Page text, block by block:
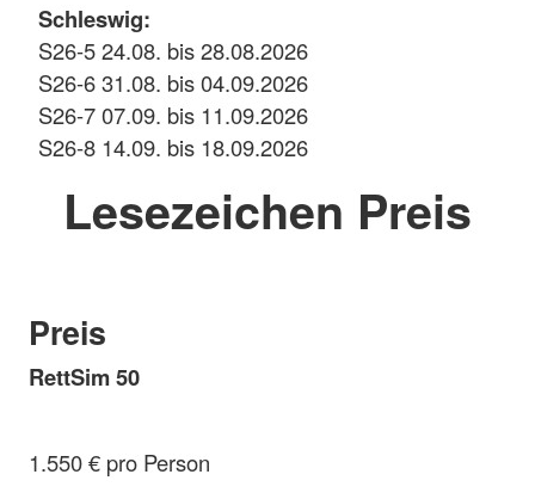
Schleswig:
S26-5 24.08. bis 28.08.2026
S26-6 31.08. bis 04.09.2026
S26-7 07.09. bis 11.09.2026
S26-8 14.09. bis 18.09.2026
Lesezeichen Preis
Preis
RettSim 50
1.550 € pro Person